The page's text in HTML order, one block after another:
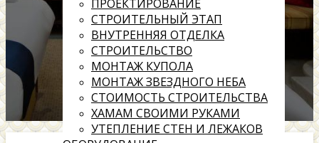
ПРОЕКТИРОВАНИЕ
СТРОИТЕЛЬНЫЙ ЭТАП
ВНУТРЕННЯЯ ОТДЕЛКА
СТРОИТЕЛЬСТВО
МОНТАЖ КУПОЛА
МОНТАЖ ЗВЕЗДНОГО НЕБА
СТОИМОСТЬ СТРОИТЕЛЬСТВА
ХАМАМ СВОИМИ РУКАМИ
УТЕПЛЕНИЕ СТЕН И ЛЕЖАКОВ